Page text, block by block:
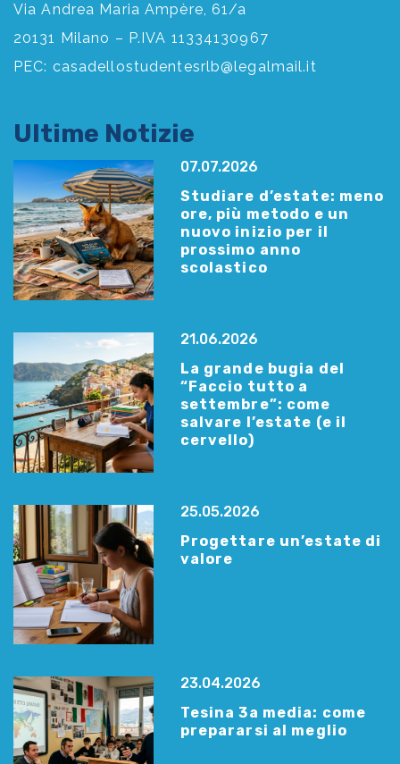
Via Andrea Maria Ampère, 61/a
20131 Milano – P.IVA 11334130967
PEC: casadellostudentesrlb@legalmail.it
Ultime Notizie
07.07.2026
Studiare d’estate: meno
ore, più metodo e un
nuovo inizio per il
prossimo anno
scolastico
21.06.2026
La grande bugia del
“Faccio tutto a
settembre”: come
salvare l’estate (e il
cervello)
25.05.2026
Progettare un’estate di
valore
23.04.2026
Tesina 3a media: come
prepararsi al meglio